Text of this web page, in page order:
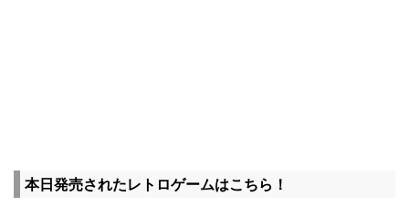
本日発売されたレトロゲームはこちら！